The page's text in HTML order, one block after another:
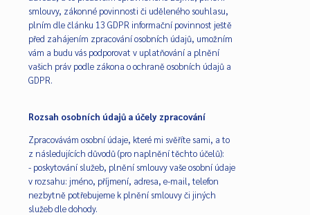
smlouvy, zákonné povinnosti či uděleného souhlasu,
plním dle článku 13 GDPR informační povinnost ještě
před zahájením zpracování osobních údajů, umožním
vám a budu vás podporovat v uplatňování a plnění
vašich práv podle zákona o ochraně osobních údajů a
GDPR.
Rozsah osobních údajů a účely zpracování
Zpracovávám osobní údaje, které mi svěříte sami, a to
z následujících důvodů (pro naplnění těchto účelů):
- poskytování služeb, plnění smlouvy vaše osobní údaje
v rozsahu: jméno, příjmení, adresa, e-mail, telefon
nezbytně potřebujeme k plnění smlouvy či jiných
služeb dle dohody.